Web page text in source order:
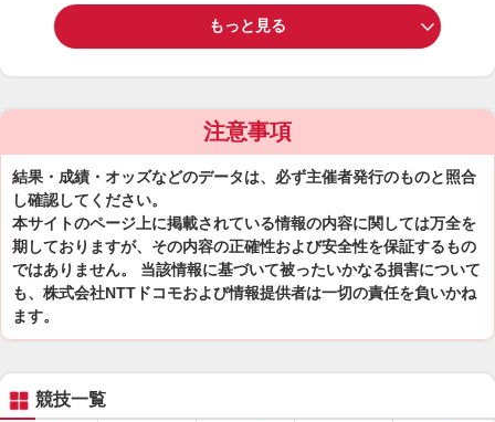
もっと見る
注意事項
結果・成績・オッズなどのデータは、必ず主催者発行のものと照合
し確認してください。
本サイトのページ上に掲載されている情報の内容に関しては万全を
期しておりますが、その内容の正確性および安全性を保証するもの
ではありません。 当該情報に基づいて被ったいかなる損害について
も、株式会社NTTドコモおよび情報提供者は一切の責任を負いかね
ます。
競技一覧